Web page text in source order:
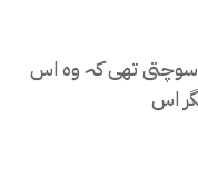
اپنے بستر پہ بہت دیر سے میں نیم دراز سوچتی تھی کہ وہ اس